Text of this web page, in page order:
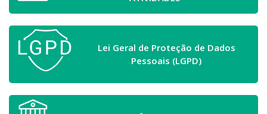
Lei Geral de Proteção de Dados
Pessoais (LGPD)